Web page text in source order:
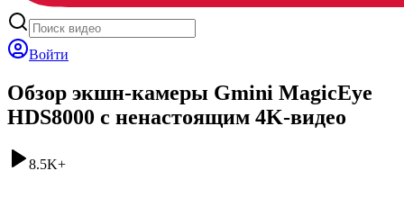
Войти
Обзор экшн-камеры Gmini MagicEye
HDS8000 с ненастоящим 4K-видео
8.5K+